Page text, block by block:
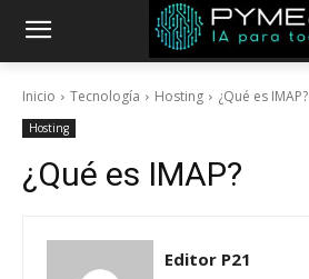
Inicio Tecnología Hosting ¿Qué es IMAP?
Hosting
¿Qué es IMAP?
Editor P21